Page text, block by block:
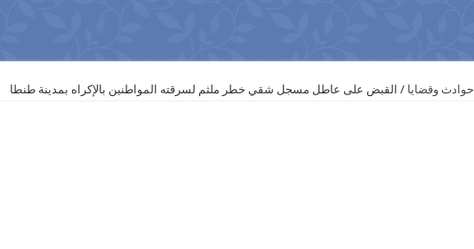
حوادث وقضايا / القبض على عاطل مسجل شقي خطر ملثم لسرقته المواطنين بالإكراه بمدينة طنطا